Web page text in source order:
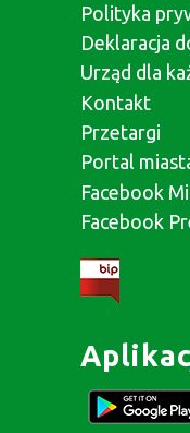
Polityka
Deklaracja
Urząd dla
Kontakt
Przetargi
Portal
Facebook
Facebook